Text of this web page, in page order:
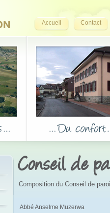
Accueil Contact
Conseil de
Composition du Conseil de
Abbé Anselme Muzerwa